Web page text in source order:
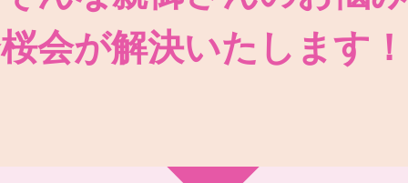
会が解決いたします！